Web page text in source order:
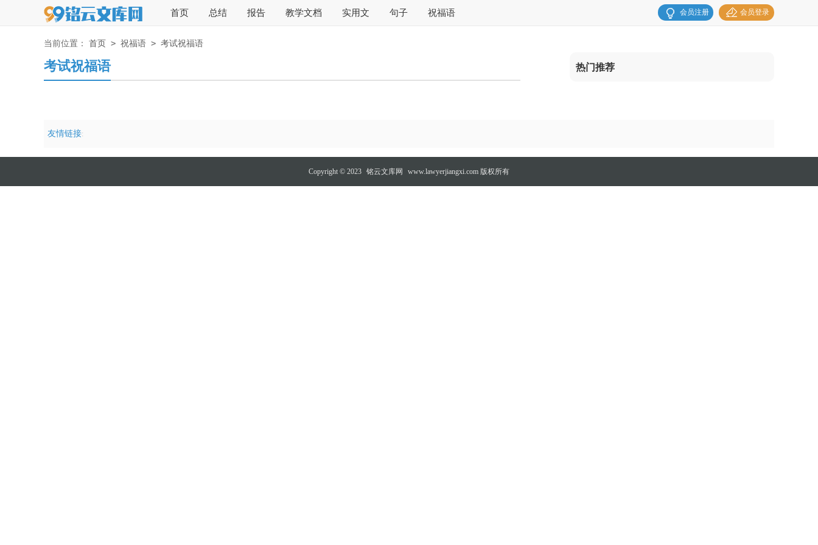
首页 总结 报告 教学文档 实用文 句子 祝福语 会员登录
会员注册
当前位置： 首页 > 祝福语 > 考试祝福语
考试祝福语 热门推荐
友情链接:
Copyright © 2023 铭云文库网 www.lawyerjiangxi.com 版权所有